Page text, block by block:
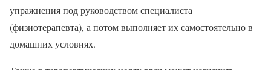
упражнения под руководством специалиста
(физиотерапевта), а потом выполняет их самостоятельно в
домашних условиях.